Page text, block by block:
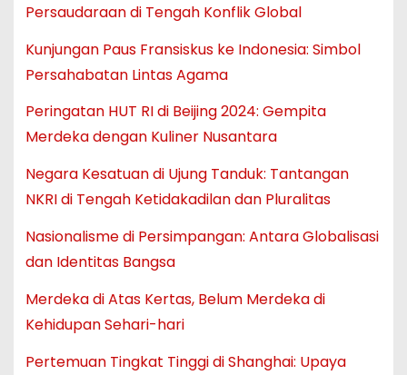
Persaudaraan di Tengah Konflik Global
Kunjungan Paus Fransiskus ke Indonesia: Simbol
Persahabatan Lintas Agama
Peringatan HUT RI di Beijing 2024: Gempita
Merdeka dengan Kuliner Nusantara
Negara Kesatuan di Ujung Tanduk: Tantangan
NKRI di Tengah Ketidakadilan dan Pluralitas
Nasionalisme di Persimpangan: Antara Globalisasi
dan Identitas Bangsa
Merdeka di Atas Kertas, Belum Merdeka di
Kehidupan Sehari-hari
Pertemuan Tingkat Tinggi di Shanghai: Upaya